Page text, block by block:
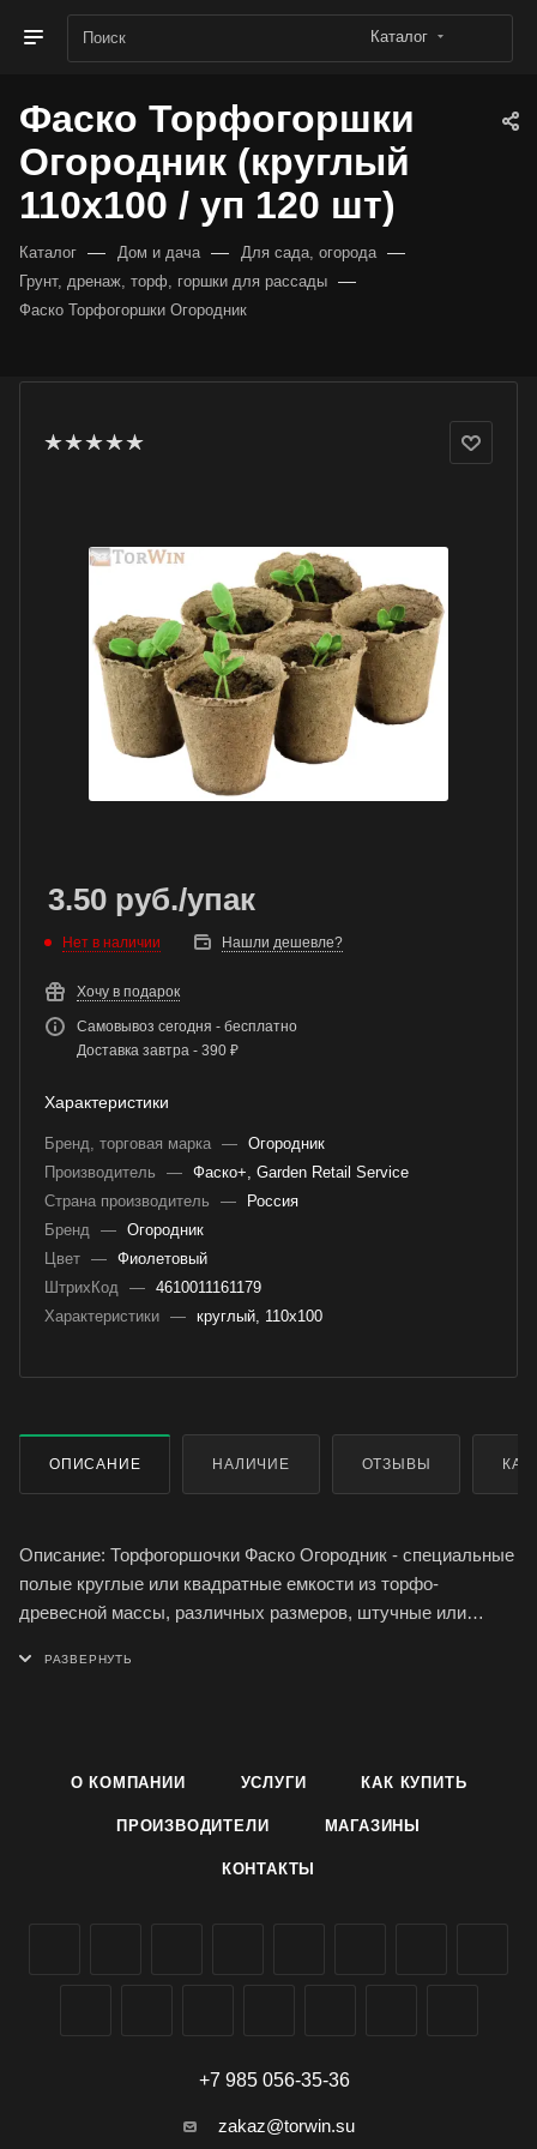
Каталог
Фаско Торфогоршки
Огородник (круглый
110х100 / уп 120 шт)
Каталог — Дом и дача — Для сада, огорода —
Грунт, дренаж, торф, горшки для рассады —
Фаско Торфогоршки Огородник
3.50 руб./упак
Нет в наличии Нашли дешевле?
Хочу в подарок
Самовывоз сегодня - бесплатно
Доставка завтра - 390 ₽
Характеристики
Бренд, торговая марка — Огородник
Производитель
— Фаско+, Garden Retail Service
Страна производитель
—
Россия
Бренд — Огородник
Цвет — Фиолетовый
ШтрихКод — 4610011161179
Характеристики — круглый, 110х100
ОПИСАНИЕ НАЛИЧИЕ ОТЗЫВЫ
Описание: Торфогоршочки Фаско Огородник - специальные
полые круглые или квадратные емкости из торфо-
древесной массы, различных размеров, штучные или
Свойства: Горшочки для рассады Огородник изготовлены
увлажненном состоянии; не содержат патогенной
выращивания рассады различных сельскохозяйственных
О КОМПАНИИ УСЛУГИ КАК КУПИТЬ
ПРОИЗВОДИТЕЛИ МАГАЗИНЫ
КОНТАКТЫ
+7 985 056-35-36
zakaz@torwin.su